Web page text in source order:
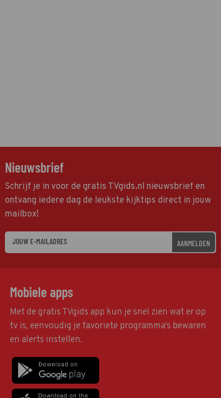
Nieuwsbrief
Schrijf je in voor de gratis TVgids.nl nieuwsbrief en
ontvang iedere dag de leukste kijktips direct in jouw
mailbox!
AANMELDEN
Mobiele apps
Met de gratis TVgids app kun je snel zien wat er op
tv is, eenvoudig je favoriete programma's bewaren
en alerts instellen.